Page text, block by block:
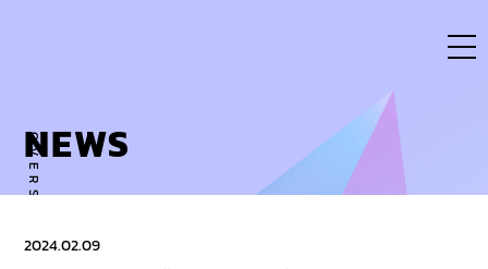
NEWS
2024.02.09